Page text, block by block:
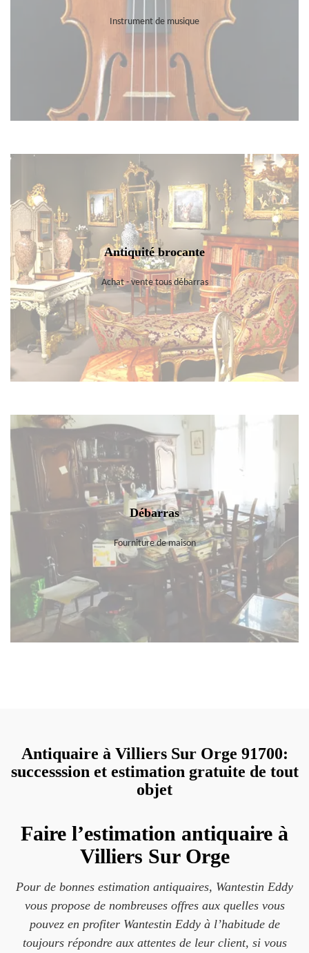
Instrument de musique
Antiquité brocante
Achat - vente tous débarras
Débarras
Fourniture de maison
Antiquaire à Villiers Sur Orge 91700:
successsion et estimation gratuite de tout
objet
Faire l’estimation antiquaire à
Villiers Sur Orge
Pour de bonnes estimation antiquaires, Wantestin Eddy
vous propose de nombreuses offres aux quelles vous
pouvez en profiter Wantestin Eddy à l’habitude de
toujours répondre aux attentes de leur client, si vous